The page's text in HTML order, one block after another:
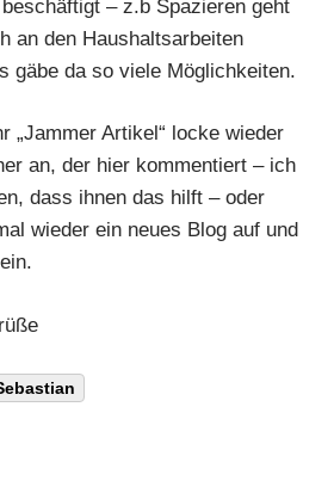
– z.b Spazieren geht
an den Haushaltsarbeiten
gäbe da so viele Möglichkeiten.
„Jammer Artikel“ locke wieder
an, der hier kommentiert – ich
dass ihnen das hilft – oder
wieder ein neues Blog auf und